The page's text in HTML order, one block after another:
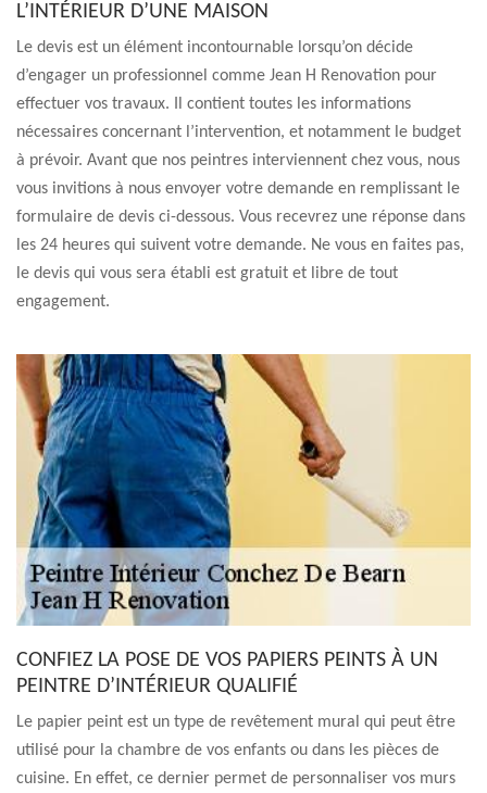
L’INTÉRIEUR D’UNE MAISON
Le devis est un élément incontournable lorsqu’on décide
d’engager un professionnel comme Jean H Renovation pour
effectuer vos travaux. Il contient toutes les informations
nécessaires concernant l’intervention, et notamment le budget
à prévoir. Avant que nos peintres interviennent chez vous, nous
vous invitions à nous envoyer votre demande en remplissant le
formulaire de devis ci-dessous. Vous recevrez une réponse dans
les 24 heures qui suivent votre demande. Ne vous en faites pas,
le devis qui vous sera établi est gratuit et libre de tout
engagement.
CONFIEZ LA POSE DE VOS PAPIERS PEINTS À UN
PEINTRE D’INTÉRIEUR QUALIFIÉ
Le papier peint est un type de revêtement mural qui peut être
utilisé pour la chambre de vos enfants ou dans les pièces de
cuisine. En effet, ce dernier permet de personnaliser vos murs